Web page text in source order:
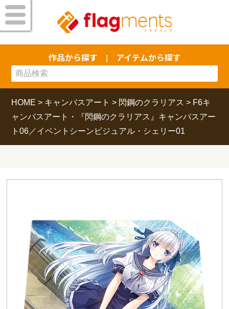
作品から探す アイテムから探す
HOME > キャンバスアート > 閃鋼のクラリアス > F6キ
ャンバスアート・『閃鋼のクラリアス』キャンバスアー
ト06／イベントシーンビジュアル・シェリー01